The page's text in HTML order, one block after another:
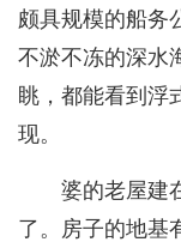
颇具规模的船务
不淤不冻的深水
眺，都能看到浮
现。
婆的老屋建
了。房子的地基